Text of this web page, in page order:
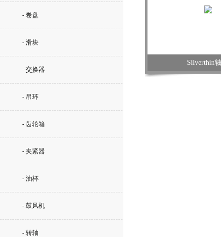
- 卷盘
- 滑块
- 交换器
- 吊环
- 齿轮箱
- 夹紧器
- 油杯
- 鼓风机
- 转轴
Silverthin